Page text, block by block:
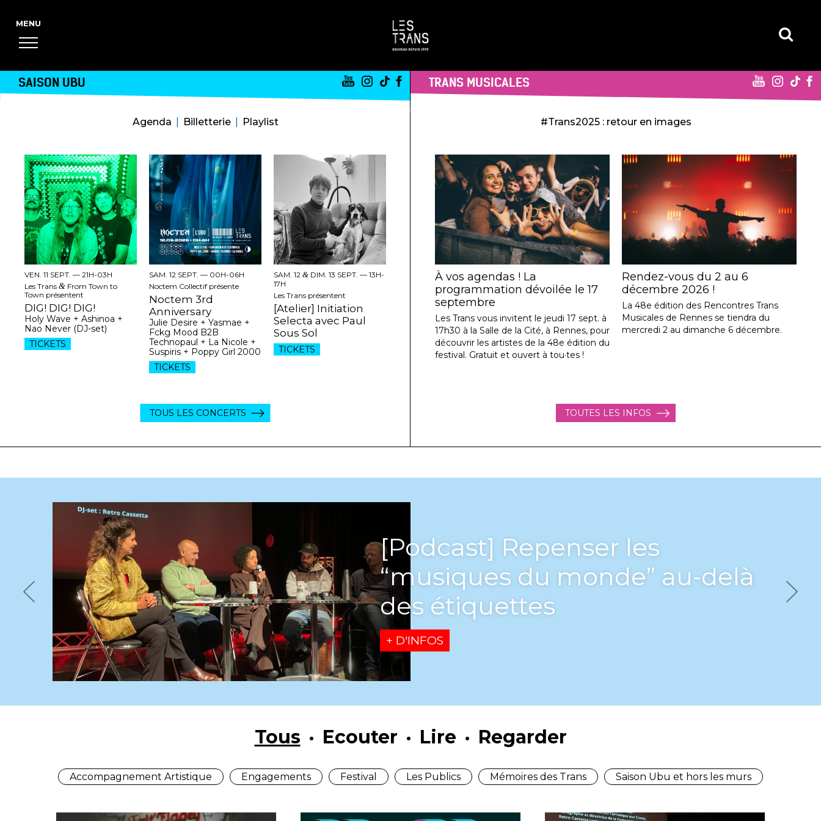
SAISON UBU
Agenda Billetterie Playlist
VEN. 11 SEPT. —21H-03H
Les Trans& From Town to
Town présentent
DIG! DIG! DIG!
Holy Wave + Ashinoa +
Nao Never (DJ-set)
TICKETS
SAM. 12 SEPT. — 00H-06H
Noctem Collectif présente
Noctem 3rd
Anniversary
Julie Desire + Yasmae +
Fckg Mood B2B
Technopaul + La Nicole +
Suspiris + Poppy Girl 2000
TICKETS
SAM. 12 &DIM. 13 SEPT. — 13H-
17H
Les Trans présentent
[Atelier] Initiation
Selecta avec Paul
Sous Sol
TICKETS
TOUS LES CONCERTS
TRANS MUSICALES
#Trans2025 : retour en images
À vos agendas ! La
programmation dévoilée le 17
septembre
Les Trans vous invitent le jeudi 17 sept. à
17h30 à la Salle de la Cité, à Rennes, pour
découvrir les artistes de la 48e édition du
festival. Gratuit et ouvert à tou·tes !
Rendez-vous du 2 au 6
décembre 2026 !
La 48e édition des Rencontres Trans
Musicales de Rennes se tiendra du
mercredi 2 au dimanche 6 décembre.
TOUTES LES INFOS
[Podcast] Repenser les
“musiques du monde” au-delà
des étiquettes
+ D'INFOS
Previous Next
Tous Ecouter Lire Regarder
Accompagnement Artistique Engagements Festival Les Publics Mémoires des Trans Saison Ubu et hors les murs